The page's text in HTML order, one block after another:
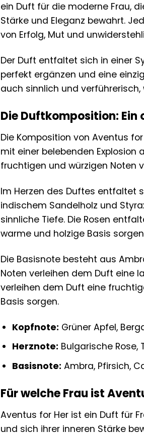
ein Duft für die moderne Frau,
Stärke und Eleganz bewahrt.
von Erfolg, Mut und
Der Duft entfaltet sich in einer
perfekt ergänzen und eine
auch sinnlich und
Die Duftkomposition:
Die Komposition von Aventus
mit einer belebenden Explosion
fruchtigen und würzigen Noten
Im Herzen des Duftes entfaltet
indischem Sandelholz und
sinnliche Tiefe. Die Rosen
warme und holzige Basis
Die Basisnote besteht aus
Noten verleihen dem Duft eine
verleihen dem Duft eine
Basis sorgen.
Kopfnote: Grüner Apfel,
Herznote: Bulgarische Rose,
Basisnote: Ambra, Pfirsich,
Für welche Frau ist
Aventus for Her ist ein Duft für
und sich ihrer inneren Stärke